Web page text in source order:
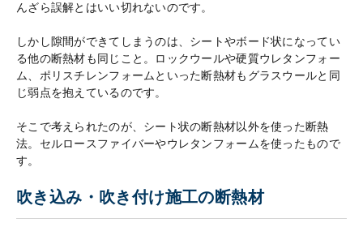
んざら誤解とはいい切れないのです。
しかし隙間ができてしまうのは、シートやボード状になってい
る他の断熱材も同じこと。ロックウールや硬質ウレタンフォー
ム、ポリスチレンフォームといった断熱材もグラスウールと同
じ弱点を抱えているのです。
そこで考えられたのが、シート状の断熱材以外を使った断熱
法。セルロースファイバーやウレタンフォームを使ったもので
す。
吹き込み・吹き付け施工の断熱材